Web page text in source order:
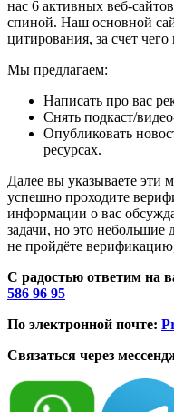
нас 6 активных веб-
спиной. Наш основной
цитирования, за счет
Мы предлагаем:
Написать про вас
Снять подкаст/
Опубликовать
ресурсах.
Далее вы указываете эти
успешно проходите
информации о вас
задачи, но это небольшие
не пройдёте
С радостью ответим на
586 96 95
По электронной почте:
Связаться через